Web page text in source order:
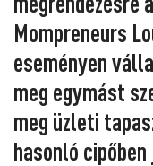
Mompreneurs
eseményen
meg egymást
meg üzleti
hasonló